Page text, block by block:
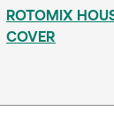
ROTOMIX
COVER